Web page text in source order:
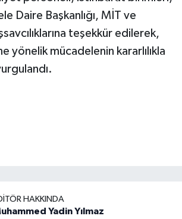
Daire Başkanlığı, MİT ve
teşekkür edilerek,
yönelik mücadelenin kararlılıkla
HAKKINDA
Yadin Yılmaz